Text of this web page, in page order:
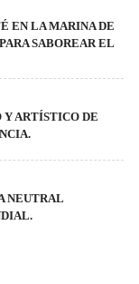
EN LA MARINA DE
SABOREAR EL
ARTÍSTICO DE
NEUTRAL